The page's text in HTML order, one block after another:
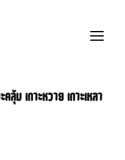
ลุ้ม เกาะหวาย เกาะเหลา